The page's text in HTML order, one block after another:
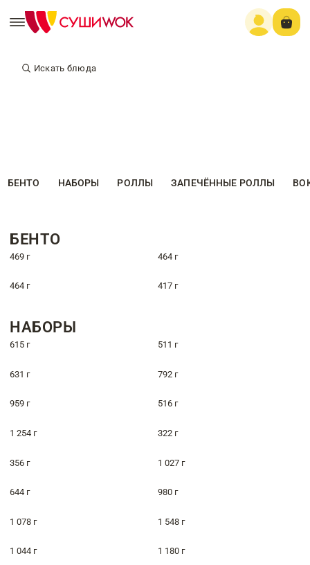
Искать блюда
БЕНТО НАБОРЫ РОЛЛЫ ЗАПЕЧЁННЫЕ РОЛЛЫ
БЕНТО
469 г 464 г
464 г 417 г
НАБОРЫ
615 г 511 г
631 г 792 г
959 г 516 г
1 254 г 322 г
356 г 1 027 г
644 г 980 г
1 078 г 1 548 г
1 044 г 1 180 г